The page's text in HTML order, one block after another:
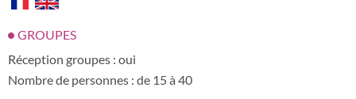
GROUPES
Réception groupes : oui
Nombre de personnes : de 15 à 40